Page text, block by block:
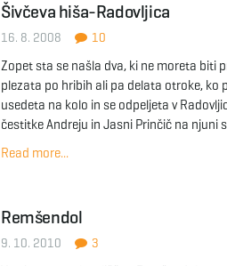
Šivčeva hiša-Radovljica
16. 8. 2008 10
Zopet sta se našla dva, ki ne moreta biti
plezata po hribih ali pa delata otroke, ko
usedeta na kolo in se odpeljeta v
čestitke Andreju in Jasni Prinčič na njuni
Read more...
Remšendol
9. 10. 2010 3